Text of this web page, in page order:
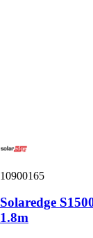
10900165
Solaredge
1.8m